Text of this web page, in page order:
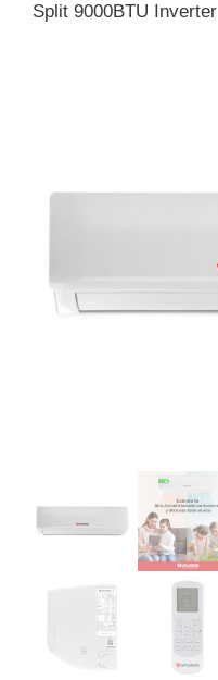
Split 9000BTU Inverter